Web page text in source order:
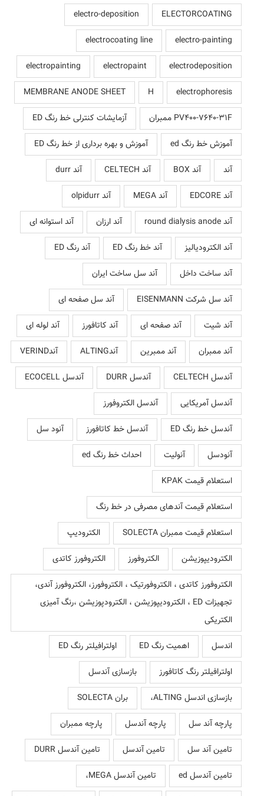
ELECTORCOATING
electro-deposition
electro-painting
electrocoating line
electrodeposition
electropaint
electropainting
electrophoresis
H
MEMBRANE ANODE SHEET
PV400-7640-31F ممبران
آزمایشات کنترلی خط رنگ ED
آموزش خط رنگ ed
آموزش و بهره برداری از خط رنگ ED
آند
آند BOX آند CELTECH
آند durr
آند EDCORE
آند MEGA
آند olpidurr
آند round dialysis anode
آند ارزان
آند استوانه ای
آند الکترودیالیز
آند خط رنگ ED
آند رنگ ED
آند ساخت داخل
آند سل ساخت ایران
آند سل شرکت EISENMANN
آند سل صفحه ای
آند شیت
آند صفحه ای آند کاتافورز
آند لوله ای
آند ممبران
آند ممبرین آندALTING
آندVERIND
آندسل CELTECH
آندسل DURR
آندسل ECOCELL
آندسل آمریکایی
آندسل الکتروفورز
آندسل خط رنگ ED
آندسل خط کاتافورز
آنود سل
آنودسل
آنولیت
احداث خط رنگ ed
استعلام قیمت KPAK
استعلام قیمت آندهای مصرفی در خط رنگ
استعلام قیمت ممبران SOLECTA
الکترودیپ
الکترودیپوزیشن
الکتروفورز
الکتروفورز کاتدی
الکتروفورز کاتدی ، الکتروفورتیک ، الکتروفورز، الکتروفورز آندی،
تجهیزات ED ، الکترودیپوزیشن ، الکترودپوزیشن ،رنگ آمیزی
الکتریکی
اندسل
اهمیت رنگ ED
اولترافیلتر رنگ ED
اولترافیلتر رنگ کاتافورز
بازسازی آندسل
بازسازی اندسل ALTING،
بران SOLECTA
پارچه آند سل
پارچه آندسل
پارچه ممبران
تامین آند سل
تامین آندسل
تامین آندسل DURR
تامین آندسل ed
تامین آندسل MEGA،